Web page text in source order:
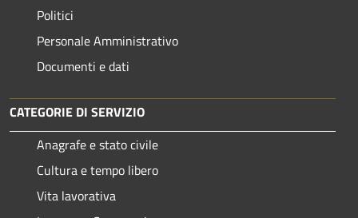
Politici
Personale Amministrativo
Documenti e dati
CATEGORIE DI SERVIZIO
Anagrafe e stato civile
Cultura e tempo libero
Vita lavorativa